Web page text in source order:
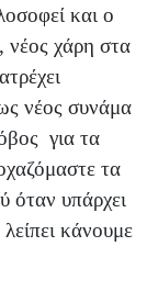
και ο
νέος χάρη στα
νέος συνάμα
για τα
τα
όταν υπάρχει
κάνουμε